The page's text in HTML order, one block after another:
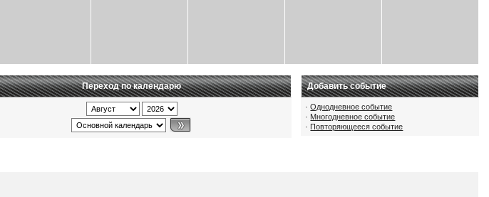
Переход по календарю Добавить событие
·Однодневное событие
· Многодневное событие
·Повторяющееся событие